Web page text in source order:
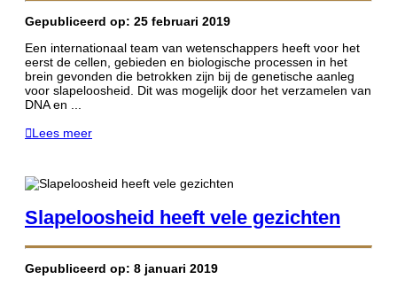
Gepubliceerd op: 25 februari 2019
Een internationaal team van wetenschappers heeft voor het
eerst de cellen, gebieden en biologische processen in het
brein gevonden die betrokken zijn bij de genetische aanleg
voor slapeloosheid. Dit was mogelijk door het verzamelen van
DNA en ...
Lees meer
Slapeloosheid heeft vele gezichten
Gepubliceerd op: 8 januari 2019